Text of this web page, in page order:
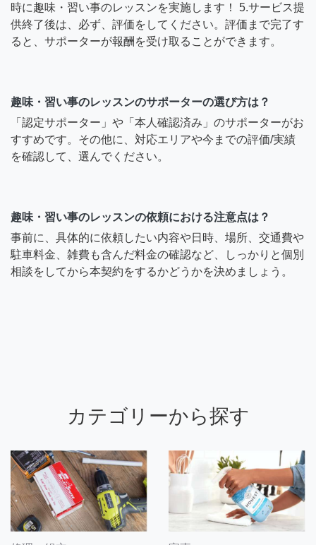
時に趣味・習い事のレッスンを実施します！ 5.サービス提
供終了後は、必ず、評価をしてください。評価まで完了す
ると、サポーターが報酬を受け取ることができます。
趣味・習い事のレッスンのサポーターの選び方は？
「認定サポーター」や「本人確認済み」のサポーターがお
すすめです。その他に、対応エリアや今までの評価/実績
を確認して、選んでください。
趣味・習い事のレッスンの依頼における注意点は？
事前に、具体的に依頼したい内容や日時、場所、交通費や
駐車料金、雑費も含んだ料金の確認など、しっかりと個別
相談をしてから本契約をするかどうかを決めましょう。
カテゴリーから探す